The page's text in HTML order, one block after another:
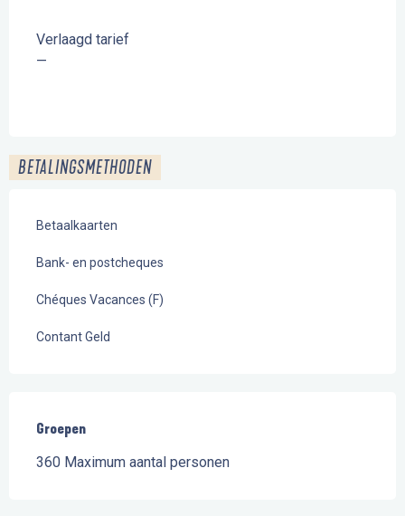
Verlaagd tarief
—
BETALINGSMETHODEN
Betaalkaarten
Bank- en postcheques
Chéques Vacances (F)
Contant Geld
Groepen
Groepen
360 Maximum aantal personen